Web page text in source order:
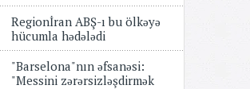
Regionİran ABŞ-ı bu ölkəyə
hücumla hədələdi
"Barselona"nın əfsanəsi:
"Messini zərərsizləşdirmək